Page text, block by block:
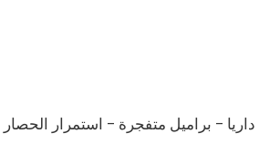
داريا – براميل متفجرة – استمرار